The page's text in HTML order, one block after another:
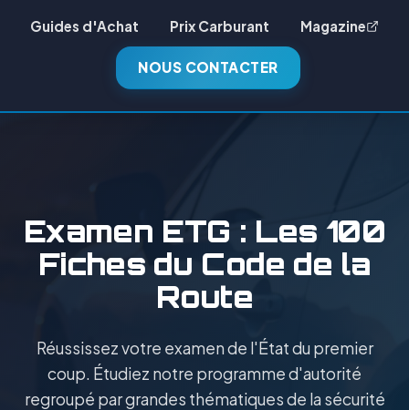
Guides d'Achat Prix Carburant Magazine
NOUS CONTACTER
Examen ETG : Les 100
Fiches du Code de la
Route
Réussissez votre examen de l'État du premier
coup. Étudiez notre programme d'autorité
regroupé par grandes thématiques de la sécurité